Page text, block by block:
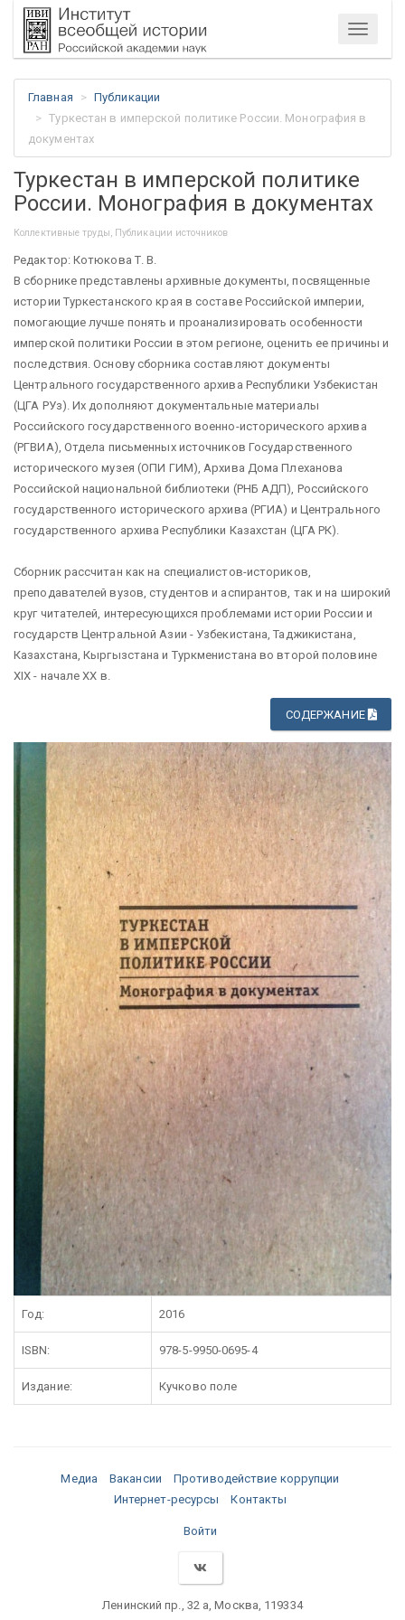
Меню
Главная
Публикации
Туркестан в имперской политике России. Монография в
документах
Туркестан в имперской политике
России. Монография в документах
Коллективные труды, Публикации источников
Редактор: Котюкова Т. В.
В сборнике представлены архивные документы, посвященные
истории Туркестанского края в составе Российской империи,
помогающие лучше понять и проанализировать особенности
имперской политики России в этом регионе, оценить ее причины и
последствия. Основу сборника составляют документы
Центрального государственного архива Республики Узбекистан
(ЦГА РУз). Их дополняют документальные материалы
Российского государственного военно-исторического архива
(РГВИА), Отдела письменных источников Государственного
исторического музея (ОПИ ГИМ), Архива Дома Плеханова
Российской национальной библиотеки (РНБ АДП), Российского
государственного исторического архива (РГИА) и Центрального
государственного архива Республики Казахстан (ЦГА РК).
Сборник рассчитан как на специалистов-историков,
преподавателей вузов, студентов и аспирантов, так и на широкий
круг читателей, интересующихся проблемами истории России и
государств Центральной Азии - Узбекистана, Таджикистана,
Казахстана, Кыргызстана и Туркменистана во второй половине
XIX - начале ХХ в.
СОДЕРЖАНИЕ
Год: 2016
ISBN: 978-5-9950-0695-4
Издание: Кучково поле
Медиа Вакансии
Противодействие коррупции
Интернет-ресурсы
Контакты
Войти
Ленинский пр., 32 а, Москва, 119334